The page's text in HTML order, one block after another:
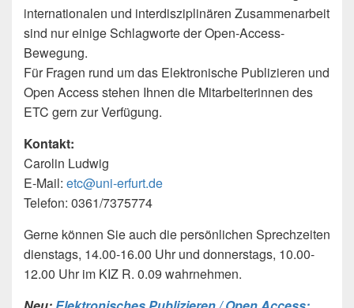
internationalen und interdisziplinären Zusammenarbeit
sind nur einige Schlagworte der Open-Access-
Bewegung.
Für Fragen rund um das Elektronische Publizieren und
Open Access stehen Ihnen die Mitarbeiterinnen des
ETC gern zur Verfügung.
Kontakt:
Carolin Ludwig
E-Mail: etc@uni-erfurt.de
Telefon: 0361/7375774
Gerne können Sie auch die persönlichen Sprechzeiten
dienstags, 14.00-16.00 Uhr und donnerstags, 10.00-
12.00 Uhr im KIZ R. 0.09 wahrnehmen.